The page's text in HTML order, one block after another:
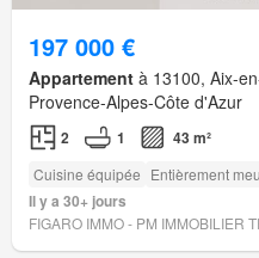
197 000 €
Appartement à 13100, Aix-
Provence-Alpes-Côte d'Azur
2 1 43 m²
Cuisine équipée Entièrement
Il y a 30+ jours
FIGARO IMMO - PM IMMOBILIER